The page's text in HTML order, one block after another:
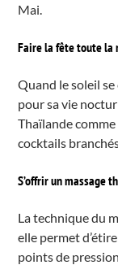
Mai.
Faire la fête toute la
Quand le soleil
pour sa vie
Thaïlande
cocktails
S’offrir un massage
La technique du
elle permet
points de